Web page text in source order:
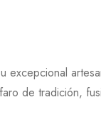
excepcional
de tradición,